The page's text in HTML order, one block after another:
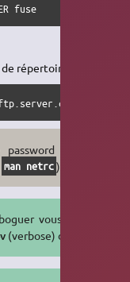
fuse
répertoire
/mnt/
dans le
man netrc)
vous pouvez
(verbose) de Fuse